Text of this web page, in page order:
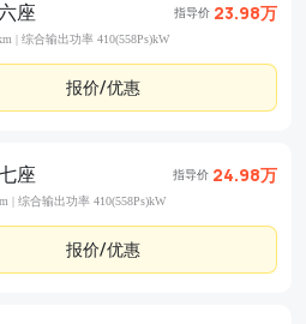
座 指导价 23.98万
| 综合输出功率 410(558Ps)kW
报价/优惠
座 指导价 24.98万
| 综合输出功率 410(558Ps)kW
报价/优惠